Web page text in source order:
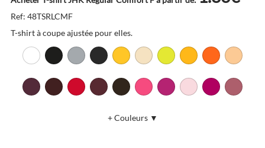
Ref: 48TSRLCMF
T-shirt à coupe ajustée pour elles.
+ Couleurs ▼